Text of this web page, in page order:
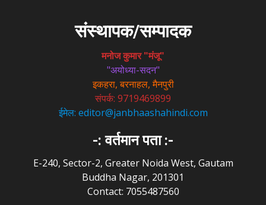
संस्थापक/सम्पादक
मनोज कुमार "मंजू"
"अयोध्या-सदन"
इकहरा, बरनाहल, मैनपुरी
संपर्क: 9719469899
ईमेल: editor@janbhaashahindi.com
-: वर्तमान पता :-
E-240, Sector-2, Greater Noida West, Gautam
Buddha Nagar, 201301
Contact: 7055487560